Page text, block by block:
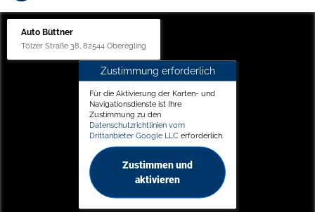
Auto Büttner
Tölzer Straße 38, 82544 Oberegling
Zustimmung erforderlich
Für die Aktivierung der Karten- und
Navigationsdienste ist Ihre
Zustimmung zu den
Datenschutzrichtlinien vom
Drittanbieter Google LLC erforderlich.
Zustimmen und
aktivieren